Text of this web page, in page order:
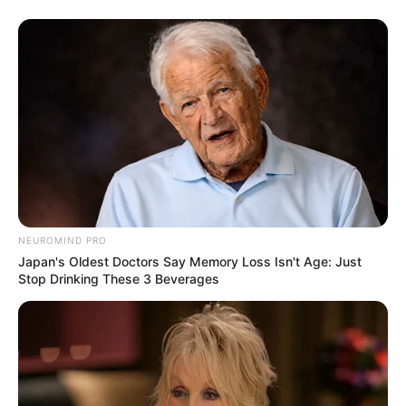
NEUROMIND PRO
Japan's Oldest Doctors Say Memory Loss Isn't Age: Just
Stop Drinking These 3 Beverages